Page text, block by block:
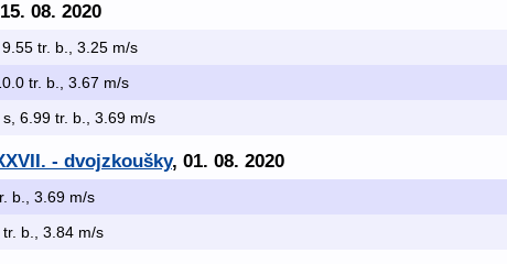
08. 2020
tr. b., 3.25 m/s
tr. b., 3.67 m/s
6.99 tr. b., 3.69 m/s
- dvojzkoušky, 01. 08. 2020
b., 3.69 m/s
b., 3.84 m/s